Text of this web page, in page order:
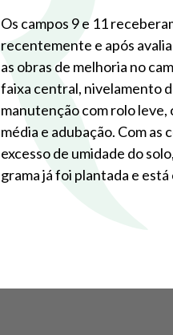
Os campos 9 e 11
recentemente e após
as obras de melhoria no
faixa central, nivelamento
manutenção com rolo
média e adubação. Com
excesso de umidade do
grama já foi plantada e